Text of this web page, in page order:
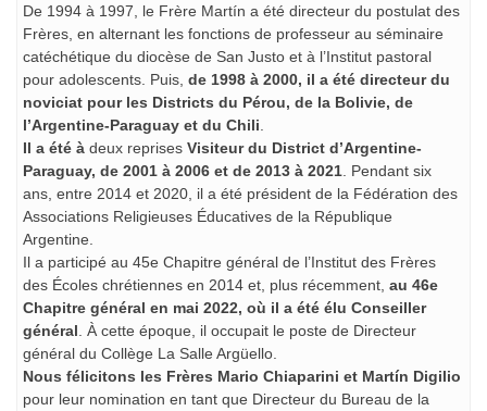
De 1994 à 1997, le Frère Martín a été directeur du postulat des
Frères, en alternant les fonctions de professeur au séminaire
catéchétique du diocèse de San Justo et à l’Institut pastoral
pour adolescents. Puis, de 1998 à 2000, il a été directeur du
noviciat pour les Districts du Pérou, de la Bolivie, de
l’Argentine-Paraguay et du Chili
Il a été à deux reprises Visiteur du District d’Argentine-
Paraguay, de 2001 à 2006 et de 2013 à 2021 . Pendant six
ans, entre 2014 et 2020, il a été président de la Fédération des
Associations Religieuses Éducatives de la République
Argentine.
Il a participé au 45e Chapitre général de l’Institut des Frères
des Écoles chrétiennes en 2014 et, plus récemment, au 46e
Chapitre général en mai 2022, où il a été élu Conseiller
général . À cette époque, il occupait le poste de Directeur
général du Collège La Salle Argüello.
Nous félicitons les Frères Mario Chiaparini et Martín Digilio
pour leur nomination en tant que Directeur du Bureau de la